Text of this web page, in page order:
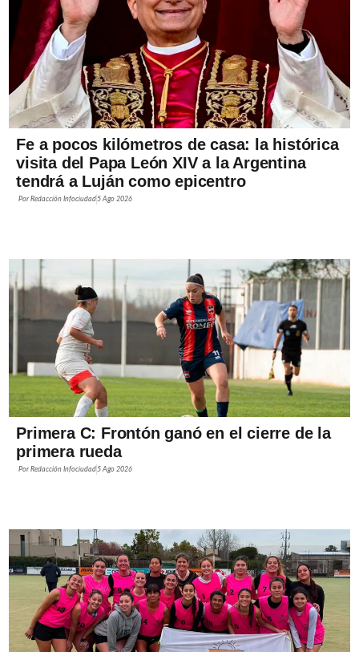
Fe a pocos kilómetros de casa: la histórica
visita del Papa León XIV a la Argentina
tendrá a Luján como epicentro
PorRedacción Infociudad 5 Ago 2026
Primera C: Frontón ganó en el cierre de la
primera rueda
PorRedacción Infociudad 5 Ago 2026